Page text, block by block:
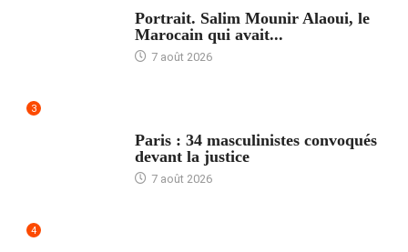
Portrait. Salim Mounir Alaoui, le
Marocain qui avait...
7 août 2026
3
Paris : 34 masculinistes convoqués
devant la justice
7 août 2026
4